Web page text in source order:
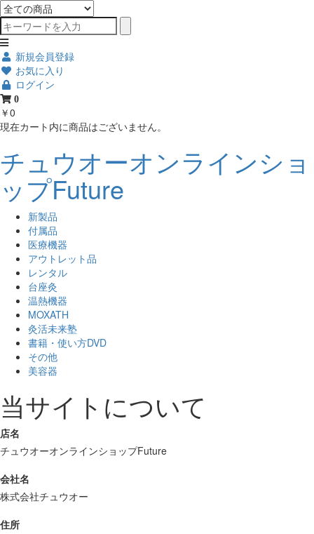
新規会員登録
お気に入り
ログイン
0
￥0
現在カート内に商品はございません。
チュウオーオンラインショ
ップFuture
新製品
付属品
医療機器
アウトレット品
レンタル
台座灸
温熱機器
MOXATH
灸活未来塾
書籍・使い方DVD
その他
美容器
当サイトについて
店名
チュウオーオンラインショップFuture
会社名
株式会社チュウオー
住所